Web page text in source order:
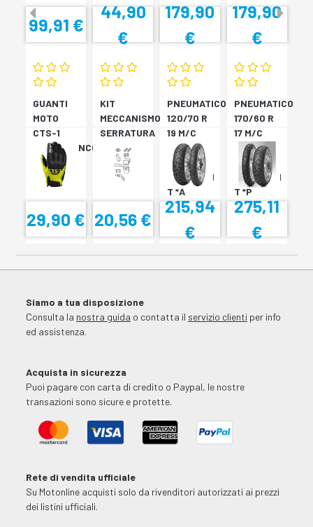
99,91 €
44,90
€
179,90
€
179,90
€
GUANTI
MOTO
CTS-1
NERO/BIANCO
29,90 €
KIT
MECCANISMO
SERRATURA
SH33
SH34
20,56 €
PNEUMATICO
120/70 R
19 M/C
60V TL
???
SCORPION
T *A
215,94
€
PNEUMATICO
170/60 R
17 M/C
72V
TL????
SCORPION
T *P
275,11
€
Siamo a tua disposizione
Consulta la nostra guida o contatta il servizio clienti per info
ed assistenza.
Acquista in sicurezza
Puoi pagare con carta di credito o Paypal, le nostre
transazioni sono sicure e protette.
Rete di vendita ufficiale
Su Motonline acquisti solo da rivenditori autorizzati ai prezzi
dei listini ufficiali.